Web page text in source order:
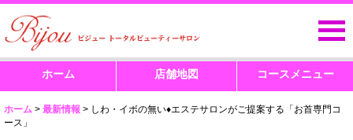
ホーム 店舗地図 コースメニュー
ホーム > 最新情報 > しわ・イボの無い♦︎エステサロンがご提案する「お首専門コ
ース」